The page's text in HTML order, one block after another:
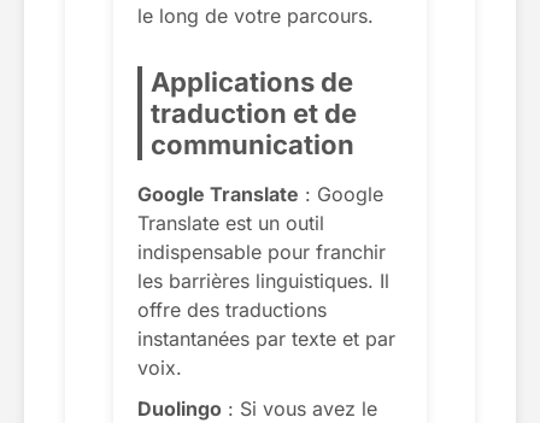
le long de votre parcours.
Applications de
traduction et de
communication
Google Translate : Google
Translate est un outil
indispensable pour franchir
les barrières linguistiques. Il
offre des traductions
instantanées par texte et par
voix.
Duolingo : Si vous avez le